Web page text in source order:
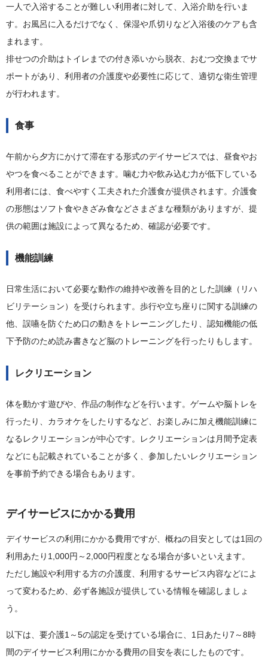
一人で入浴することが難しい利用者に対して、入浴介助を行いま
す。お風呂に入るだけでなく、保湿や爪切りなど入浴後のケアも含
まれます。
排せつの介助はトイレまでの付き添いから脱衣、おむつ交換までサ
ポートがあり、利用者の介護度や必要性に応じて、適切な衛生管理
が行われます。
食事
午前から夕方にかけて滞在する形式のデイサービスでは、昼食やお
やつを食べることができます。噛む力や飲み込む力が低下している
利用者には、食べやすく工夫された介護食が提供されます。介護食
の形態はソフト食やきざみ食などさまざまな種類がありますが、提
供の範囲は施設によって異なるため、確認が必要です。
機能訓練
日常生活において必要な動作の維持や改善を目的とした訓練（リハ
ビリテーション）を受けられます。歩行や立ち座りに関する訓練の
他、誤嚥を防ぐため口の動きをトレーニングしたり、認知機能の低
下予防のため読み書きなど脳のトレーニングを行ったりもします。
レクリエーション
体を動かす遊びや、作品の制作などを行います。ゲームや脳トレを
行ったり、カラオケをしたりするなど、お楽しみに加え機能訓練に
なるレクリエーションが中心です。レクリエーションは月間予定表
などにも記載されていることが多く、参加したいレクリエーション
を事前予約できる場合もあります。
デイサービスにかかる費用
デイサービスの利用にかかる費用ですが、概ねの目安としては1回の
利用あたり1,000円～2,000円程度となる場合が多いといえます。
ただし施設や利用する方の介護度、利用するサービス内容などによ
って変わるため、必ず各施設が提供している情報を確認しましょ
う。
以下は、要介護1～5の認定を受けている場合に、1日あたり7～8時
間のデイサービス利用にかかる費用の目安を表にしたものです。